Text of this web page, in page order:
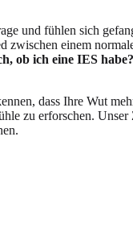
und fühlen sich
zwischen einem
ob ich eine IES habe?
dass Ihre Wut
zu erforschen.